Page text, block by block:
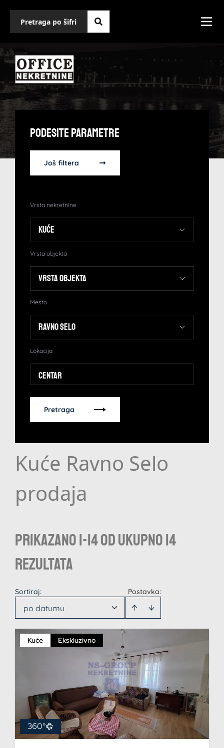
Podesite Parametre
Još filtera
Vrsta nekretnine
Vrsta objekta
Mesto
Lokacija
Centar
Pretraga
Kuće Ravno Selo
prodaja
Prikazano 1-14 od ukupno 14
rezultata
Postavka:
Sortiraj:
po datumu
Kuće Ekskluzivno
360°